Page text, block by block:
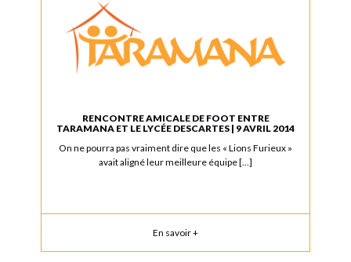
RENCONTRE AMICALE DE FOOT ENTRE
TARAMANA ET LE LYCÉE DESCARTES | 9 AVRIL 2014
On ne pourra pas vraiment dire que les « Lions Furieux »
avait aligné leur meilleure équipe […]
En savoir +